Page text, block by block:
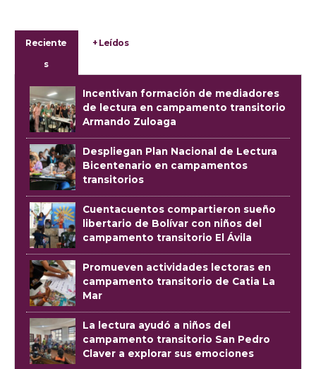
Reciente
s
+ Leídos
Incentivan formación de mediadores
de lectura en campamento transitorio
Armando Zuloaga
Despliegan Plan Nacional de Lectura
Bicentenario en campamentos
transitorios
Cuentacuentos compartieron sueño
libertario de Bolívar con niños del
campamento transitorio El Ávila
Promueven actividades lectoras en
campamento transitorio de Catia La
Mar
La lectura ayudó a niños del
campamento transitorio San Pedro
Claver a explorar sus emociones